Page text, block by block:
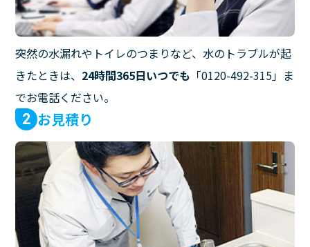
突然の水漏れやトイレのつまりなど、水のトラブルが起
きたときは、 24時間365日いつでも 「0120-492-315」ま
でお電話ください。
2 お見積り